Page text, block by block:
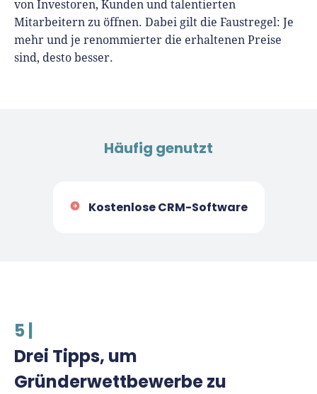
von Investoren, Kunden und talentierten
Mitarbeitern zu öffnen. Dabei gilt die Faustregel: Je
mehr und je renommierter die erhaltenen Preise
sind, desto besser.
Häufig genutzt
Kostenlose CRM-Software
5 |
Drei Tipps, um
Gründerwettbewerbe zu